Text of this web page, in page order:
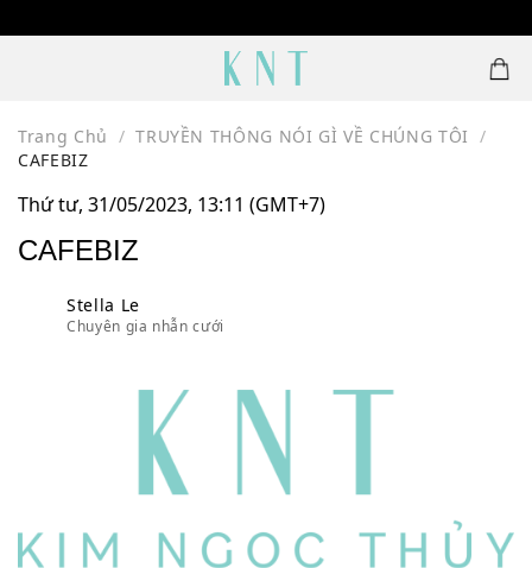
to
Trang Chủ / TRUYỀN THÔNG NÓI GÌ VỀ CHÚNG TÔI /
CAFEBIZ
Thứ tư, 31/05/2023, 13:11 (GMT+7)
CAFEBIZ
Stella Le
Chuyên gia nhẫn cưới